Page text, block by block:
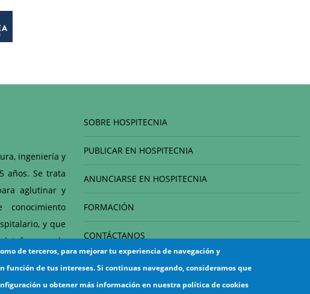
ingeniería y
años. Se trata
aglutinar y
y que
de
del
SOBRE HOSPITECNIA
PUBLICAR EN HOSPITECNIA
ANUNCIARSE EN HOSPITECNIA
FORMACIÓN
CONTÁCTANOS
de terceros, para mejorar tu experiencia de navegación y
función de tus intereses. Si continuas navegando, consideramos que
u obtener más información en nuestra política de cookies